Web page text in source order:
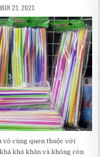
23, 2023
vô cùng quen thuộc với
khó khăn và không còn